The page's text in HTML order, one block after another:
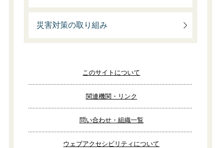
災害対策の取り組み
このサイトについて
関連機関・リンク
問い合わせ・組織一覧
ウェブアクセシビリティについて